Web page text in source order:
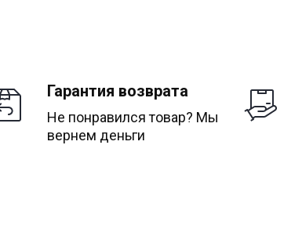
Гарантия возврата
Не понравился товар? Мы
вернем деньги